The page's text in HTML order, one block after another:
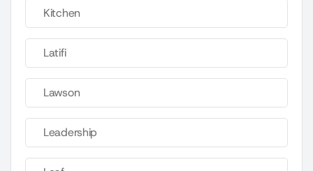
Kitchen
Latifi
Lawson
Leadership